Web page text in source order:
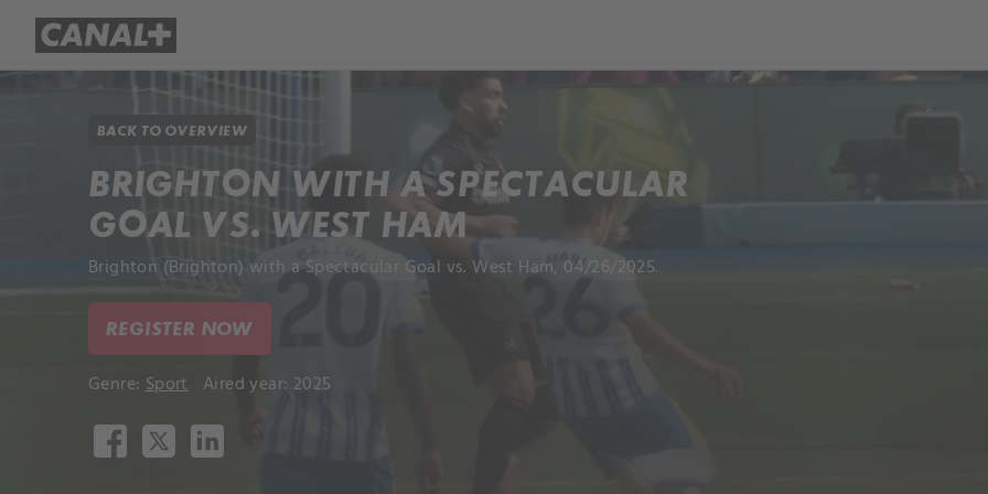
BACK TO OVERVIEW
BRIGHTON WITH A SPECTACULAR
GOAL VS. WEST HAM
Brighton (Brighton) with a Spectacular Goal vs. West Ham, 04/26/2025.
REGISTER NOW
Genre: Sport Aired year: 2025